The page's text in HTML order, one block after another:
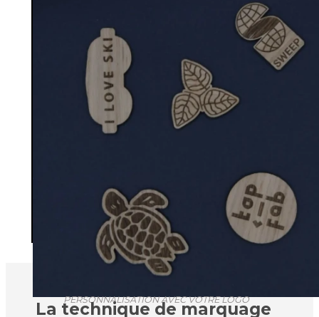
PERSONNALISATION AVEC VOTRE LOGO
La technique de marquage